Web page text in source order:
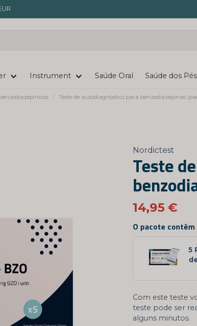
Instrument Saúde Oral Saúde dos Pés
Teste de autodiagnóstico para benzodiazepinas
Nordictest
Teste
14,95 €
O pacote contém
5
Com este teste
teste pode ser
alguns minutos.